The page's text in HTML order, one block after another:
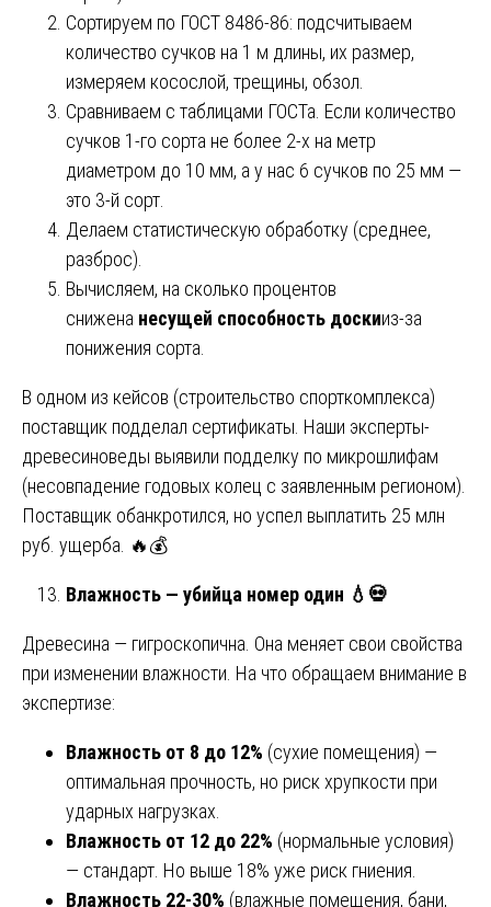
Сортируем по ГОСТ 8486-86: подсчитываем
количество сучков на 1 м длины, их размер,
измеряем косослой, трещины, обзол.
Сравниваем с таблицами ГОСТа. Если количество
сучков 1-го сорта не более 2-х на метр
диаметром до 10 мм, а у нас 6 сучков по 25 мм —
это 3-й сорт.
Делаем статистическую обработку (среднее,
разброс).
Вычисляем, на сколько процентов
снижена несущей способность доскииз-за
понижения сорта.
В одном из кейсов (строительство спорткомплекса)
поставщик подделал сертификаты. Наши эксперты-
древесиноведы выявили подделку по микрошлифам
(несовпадение годовых колец с заявленным регионом).
Поставщик обанкротился, но успел выплатить 25 млн
руб. ущерба. 🔥💰
Влажность — убийца номер один 💧💀
Древесина — гигроскопична. Она меняет свои свойства
при изменении влажности. На что обращаем внимание в
экспертизе:
Влажность от 8 до 12% (сухие помещения) —
оптимальная прочность, но риск хрупкости при
ударных нагрузках.
Влажность от 12 до 22% (нормальные условия)
— стандарт. Но выше 18% уже риск гниения.
Влажность 22-30% (влажные помещения, бани,